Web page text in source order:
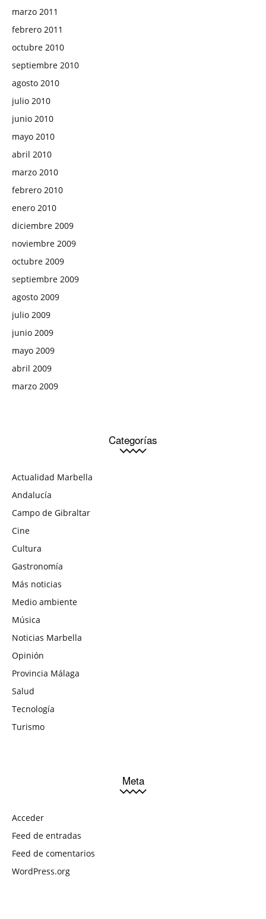
marzo 2011
febrero 2011
octubre 2010
septiembre 2010
agosto 2010
julio 2010
junio 2010
mayo 2010
abril 2010
marzo 2010
febrero 2010
enero 2010
diciembre 2009
noviembre 2009
octubre 2009
septiembre 2009
agosto 2009
julio 2009
junio 2009
mayo 2009
abril 2009
marzo 2009
Categorías
Actualidad Marbella
Andalucía
Campo de Gibraltar
Cine
Cultura
Gastronomía
Más noticias
Medio ambiente
Música
Noticias Marbella
Opinión
Provincia Málaga
Salud
Tecnología
Turismo
Meta
Acceder
Feed de entradas
Feed de comentarios
WordPress.org